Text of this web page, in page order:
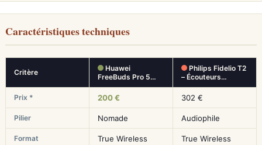
Caractéristiques techniques
Critère
Huawei
FreeBuds Pro 5…
Philips Fidelio T2
– Écouteurs…
Prix * 200 € 302 €
Pilier Nomade Audiophile
Format True Wireless True Wireless